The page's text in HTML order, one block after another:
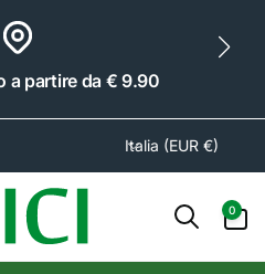
a partire da € 9.90
Italia (EUR €)
0
articoli